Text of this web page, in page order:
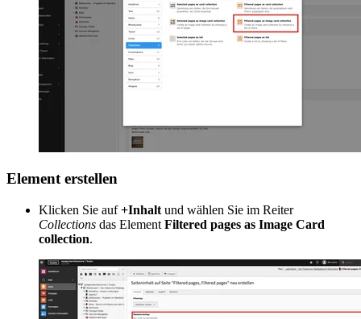
Element erstellen
Klicken Sie auf+Inhalt und wählen Sie im Reiter
Collections das Element Filtered pages as Image Card
collection.